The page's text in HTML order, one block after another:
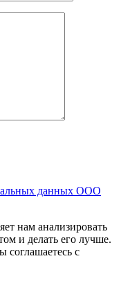
данных ООО
нам анализировать
и делать его лучше.
соглашаетесь с